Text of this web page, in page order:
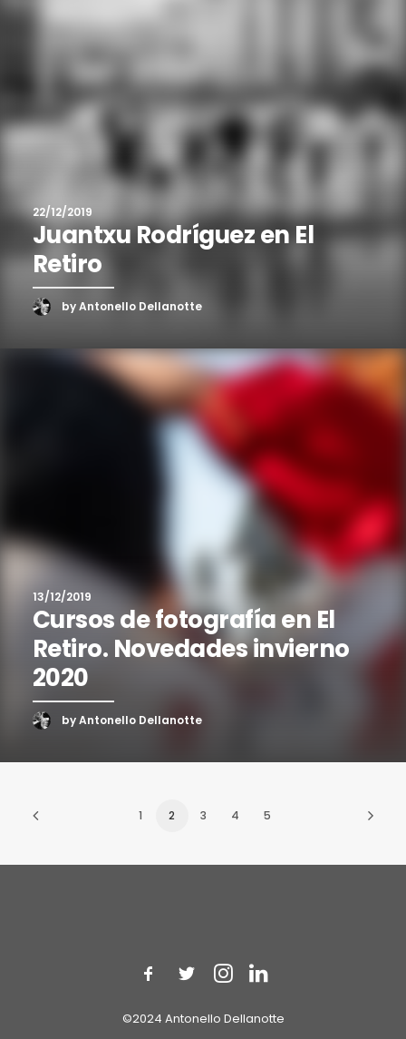
22/12/2019
Juantxu Rodríguez en El
Retiro
by Antonello Dellanotte
13/12/2019
Cursos de fotografía en El
Retiro. Novedades invierno
2020
by Antonello Dellanotte
1 2 3 4 5
©2024 Antonello Dellanotte